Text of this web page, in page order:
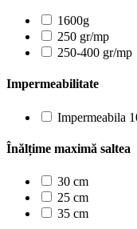
1600g
250 gr/mp
250-400 gr/mp
Impermeabilitate
Impermeabila
Înălțime maximă saltea
30 cm
25 cm
35 cm